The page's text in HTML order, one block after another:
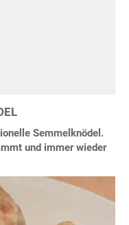
Semmelknödel.
und immer wieder